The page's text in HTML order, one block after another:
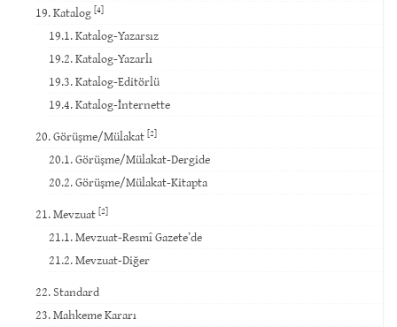
19. Katalog [4]
19.1. Katalog-Yazarsız
19.2. Katalog-Yazarlı
19.3. Katalog-Editörlü
19.4. Katalog-İnternette
20. Görüşme/Mülakat [2]
20.1. Görüşme/Mülakat-Dergide
20.2. Görüşme/Mülakat-Kitapta
21. Mevzuat [2]
21.1. Mevzuat-Resmî Gazete’de
21.2. Mevzuat-Diğer
22. Standard
23. Mahkeme Kararı